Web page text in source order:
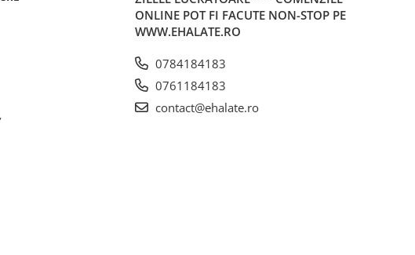
ONLINE POT FI FACUTE NON-STOP PE
WWW.EHALATE.RO
0784184183
0761184183
contact@ehalate.ro